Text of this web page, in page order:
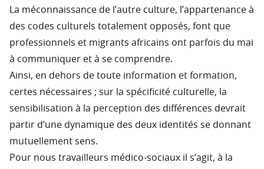
La méconnaissance de l’autre culture, l’appartenance à
des codes culturels totalement opposés, font que
professionnels et migrants africains ont parfois du mai
à communiquer et à se comprendre.
Ainsi, en dehors de toute information et formation,
certes nécessaires ; sur la spécificité culturelle, la
sensibilisation à la perception des différences devrait
partir d’une dynamique des deux identités se donnant
mutuellement sens.
Pour nous travailleurs médico-sociaux il s’agit, à la